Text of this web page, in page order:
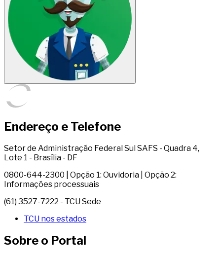
Endereço e Telefone
Setor de Administração Federal Sul SAFS - Quadra 4,
Lote 1 - Brasília - DF
0800-644-2300 | Opção 1: Ouvidoria | Opção 2:
Informações processuais
(61) 3527-7222 - TCU Sede
TCU nos estados
Sobre o Portal